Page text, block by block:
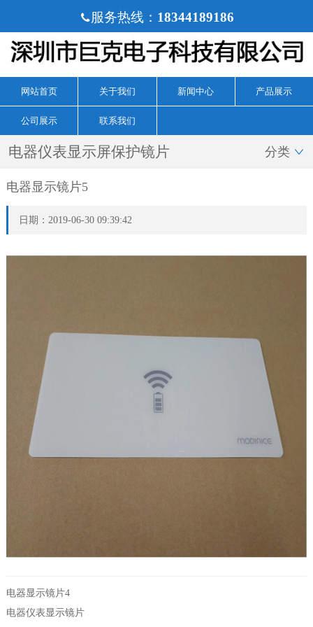
服务热线： 18344189186
网站首页 关于我们 新闻中心 产品展示
公司展示 联系我们
电器仪表显示屏保护镜片 分类 
电器显示镜片5
日期：2019-06-30 09:39:42
电器显示镜片4
电器仪表显示镜片